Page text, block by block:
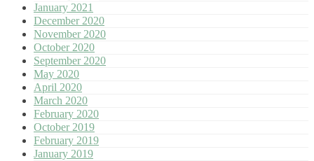
January 2021
December 2020
November 2020
October 2020
September 2020
May 2020
April 2020
March 2020
February 2020
October 2019
February 2019
January 2019